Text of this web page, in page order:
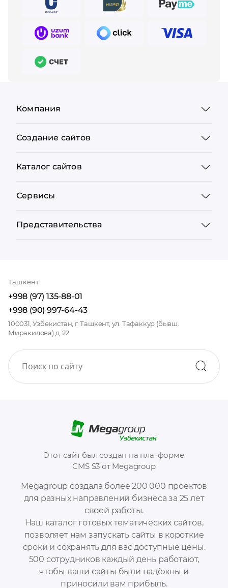
Megagroup создала более 200 000 проектов
для разных направлений бизнеса за 25 лет
своей работы.
Наш каталог готовых тематических сайтов,
позволяет нам запускать сайты в короткие
сроки и сохранять для вас доступные цены.
500 сотрудников каждый день работают,
чтобы ваши сайты были надёжны и
приносили вам прибыль.
Этот сайт был создан на платформе
CMS S3 от Megagroup
Компания
Создание сайтов
Каталог сайтов
Сервисы
Представительства
Ташкент
+998 (97) 135-88-01
+998 (90) 997-64-43
100031, Узбекистан, г. Ташкент, ул. Тафаккур (бывш.
Миракилова) д. 22